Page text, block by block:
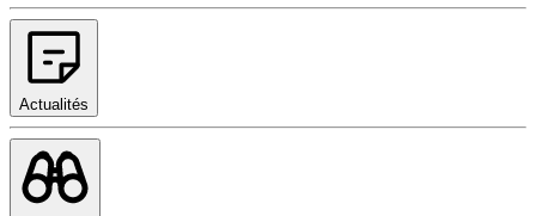
Actualités